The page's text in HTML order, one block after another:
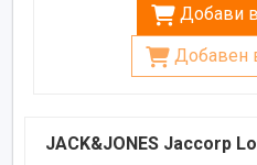
Добави
Добавен
JACK&JONES Jaccorp